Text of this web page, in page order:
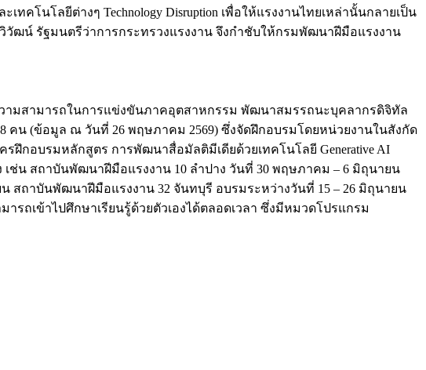
ทคโนโลยีต่างๆ Technology Disruption เพื่อให้แรงงานไทยเหล่านั้นกลายเป็น
วิวัฒน์ รัฐมนตรีว่าการกระทรวงแรงงาน จึงกำชับให้กรมพัฒนาฝีมือแรงงาน
ามสามารถในการแข่งขันภาคอุตสาหกรรม พัฒนาสมรรถนะบุคลากรดิจิทัล
คน (ข้อมูล ณ วันที่ 26 พฤษภาคม 2569) ซึ่งจัดฝึกอบรมโดยหน่วยงานในสังกัด
กอบรมหลักสูตร การพัฒนาสื่อมัลติมีเดียด้วยเทคโนโลยี Generative AI
เช่น สถาบันพัฒนาฝีมือแรงงาน 10 ลำปาง วันที่ 30 พฤษภาคม – 6 มิถุนายน
สถาบันพัฒนาฝีมือแรงงาน 32 จันทบุรี อบรมระหว่างวันที่ 15 – 26 มิถุนายน
ถเข้าไปศึกษาเรียนรู้ด้วยตัวเองได้ตลอดเวลา ซึ่งมีหมวดโปรแกรม